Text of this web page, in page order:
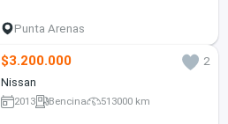
Punta Arenas
$3.200.000
2
Nissan
2013 Bencina 513000 km